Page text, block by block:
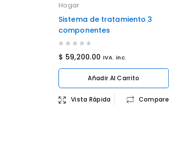
Hogar
Sistema de tratamiento 3
componentes
out
of
$ 59,200.00 IVA. inc.
Añadir Al Carrito
Compare
Vista Rápida